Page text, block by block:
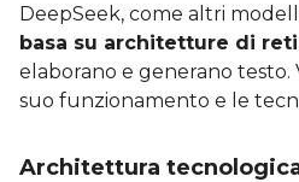
DeepSeek, come altri
basa su architetture di
elaborano e generano testo.
suo funzionamento e le
Architettura